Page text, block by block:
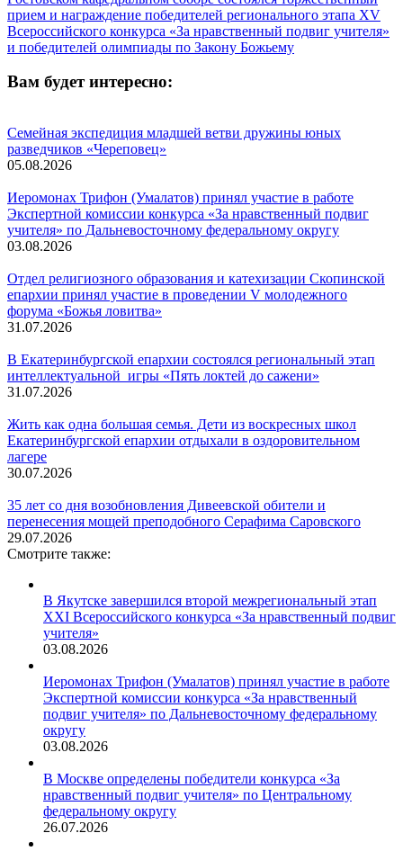
прием и награждение победителей регионального этапа XV
Всероссийского конкурса «За нравственный подвиг учителя»
и победителей олимпиады по Закону Божьему
Вам будет интересно:
Семейная экспедиция младшей ветви дружины юных
разведчиков «Череповец»
05.08.2026
Иеромонах Трифон (Умалатов) принял участие в работе
Экспертной комиссии конкурса «За нравственный подвиг
учителя» по Дальневосточному федеральному округу
03.08.2026
Отдел религиозного образования и катехизации Скопинской
епархии принял участие в проведении V молодежного
форума «Божья ловитва»
31.07.2026
В Екатеринбургской епархии состоялся региональный этап
интеллектуальной игры «Пять локтей до сажени»
31.07.2026
Жить как одна большая семья. Дети из воскресных школ
Екатеринбургской епархии отдыхали в оздоровительном
лагере
30.07.2026
35 лет со дня возобновления Дивеевской обители и
перенесения мощей преподобного Серафима Саровского
29.07.2026
Смотрите также:
В Якутске завершился второй межрегиональный этап
XXI Всероссийского конкурса «За нравственный подвиг
учителя»
03.08.2026
Иеромонах Трифон (Умалатов) принял участие в работе
Экспертной комиссии конкурса «За нравственный
подвиг учителя» по Дальневосточному федеральному
округу
03.08.2026
В Москве определены победители конкурса «За
нравственный подвиг учителя» по Центральному
федеральному округу
26.07.2026